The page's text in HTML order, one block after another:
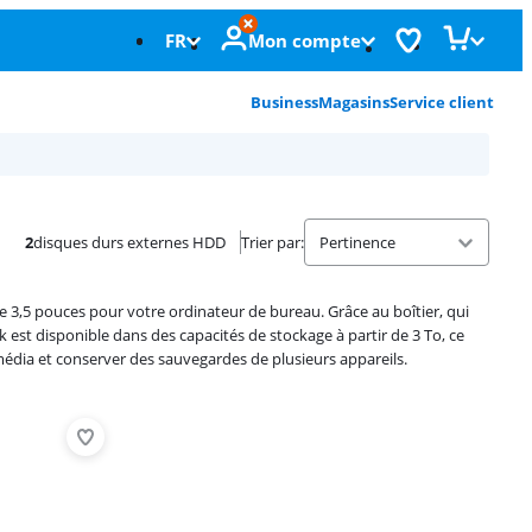
FR Mon compte
BusinessMagasinsService client
2disques durs externes HDD Trier par:
3,5 pouces pour votre ordinateur de bureau. Grâce au boîtier, qui
disponible dans des capacités de stockage à partir de 3 To, ce
et conserver des sauvegardes de plusieurs appareils.